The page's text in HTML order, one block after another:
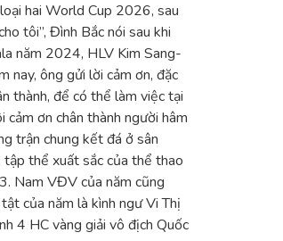
hai World Cup 2026, sau
tôi”, Đình Bắc nói sau khi
năm 2024, HLV Kim Sang-
nay, ông gửi lời cảm ơn, đặc
thành, để có thể làm việc tại
ơn chân thành người hâm
trận chung kết đá ở sân
tập thể xuất sắc của thể thao
Nam VĐV của năm cũng
của năm là kình ngư Vi Thị
4 HC vàng giải vô địch Quốc